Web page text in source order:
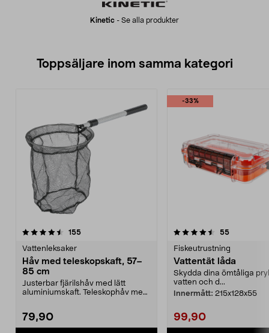
Kinetic - Se alla produkter
Toppsäljare inom samma kategori
155recensioner
Vattenleksaker
Håv med teleskopskaft, 57–
85 cm
Justerbar fjärilshåv med lätt
aluminiumskaft. Teleskophåv med
79,90
-33%
4.5 av 5 stjärnor 55recensioner
Fiskeutrustning
Vattentät låda
Skydda dina ömtåliga
vatten och d...
Innermått: 215x128x55
99,90
4.5 av 5 stjärnor